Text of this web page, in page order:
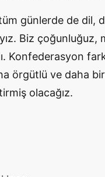
günlerde de dil,
Biz çoğunluğuz,
Konfederasyon
örgütlü ve daha
olacağız.